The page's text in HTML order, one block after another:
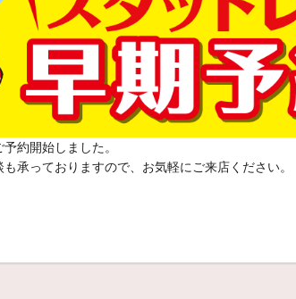
約開始しました。
承っておりますので、お気軽にご来店ください。